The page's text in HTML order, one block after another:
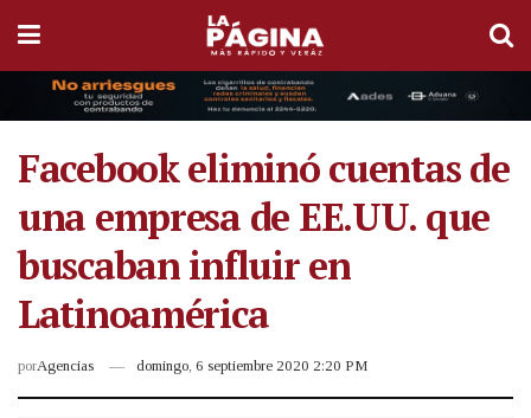
Facebook eliminó cuentas de
una empresa de EE.UU. que
buscaban influir en
Latinoamérica
porAgencias domingo, 6 septiembre 2020 2:20 PM